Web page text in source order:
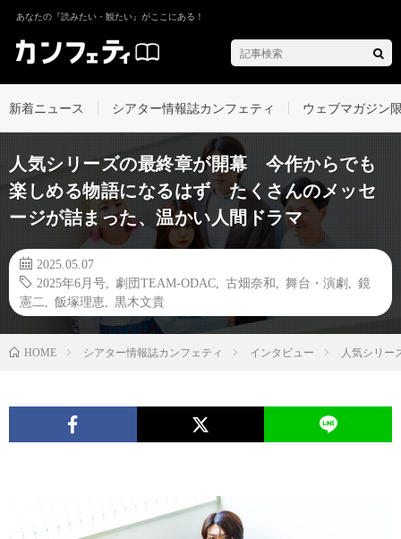
あなたの『読みたい・観たい』がここにある！
新着ニュース シアター情報誌カンフェティ ウェブマガジン
人気シリーズの最終章が開幕 今作からでも
楽しめる物語になるはず たくさんのメッセ
ージが詰まった、温かい人間ドラマ
2025.05.07
2025年6月号
劇団TEAM-ODAC 古畑奈和 舞台・演劇
鏡
憲二
飯塚理恵 黒木文貴
HOME シアター情報誌カンフェティ インタビュー 人気シリ